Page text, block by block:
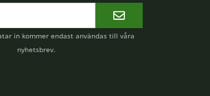
in kommer endast användas till våra
nyhetsbrev.